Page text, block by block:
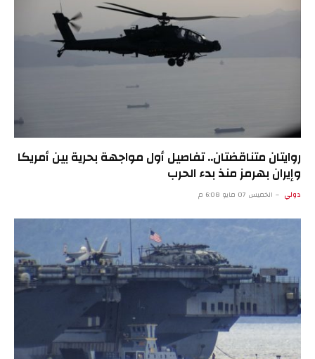
روايتان متناقضتان.. تفاصيل أول مواجهة بحرية بين أمريكا
وإيران بهرمز منذ بدء الحرب
دولي الخميس 07 مايو 6:08 م